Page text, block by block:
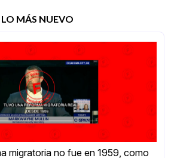
LO MÁS NUEVO
migratoria no fue en 1959, como